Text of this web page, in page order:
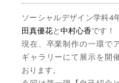
ソーシャルデザイン学科4
田真優花と中村心香です！
現在、卒業制作の一環で
ギャラリーにて展示を開
おります。